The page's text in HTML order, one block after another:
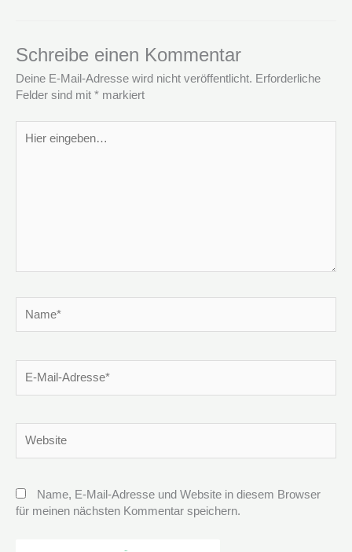
Schreibe einen Kommentar
Deine E-Mail-Adresse wird nicht veröffentlicht. Erforderliche
Felder sind mit * markiert
eingeben…
Mail-
Name, E-Mail-Adresse und Website in diesem Browser
für meinen nächsten Kommentar speichern.